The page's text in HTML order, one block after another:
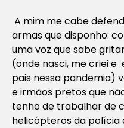
A mim me cabe
armas que disponho:
uma voz que sabe
(onde nasci, me criei e
pais nessa pandemia)
e irmãos pretos que
tenho de trabalhar de
helicópteros da polícia